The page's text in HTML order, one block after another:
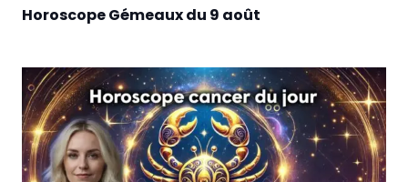
Horoscope Gémeaux du 9 août